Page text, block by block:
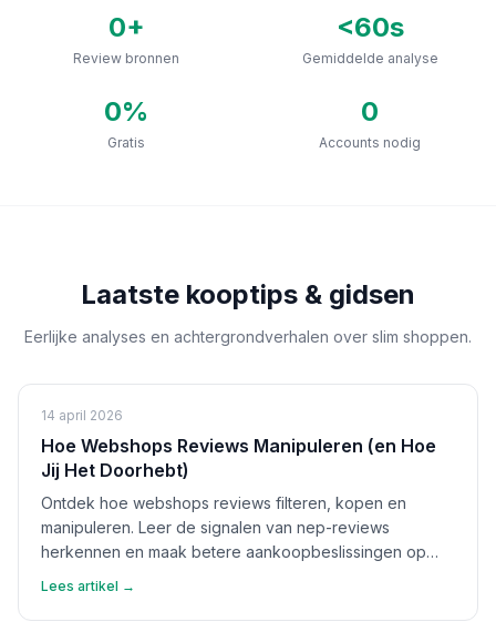
0+
Review bronnen
<60s
Gemiddelde analyse
0%
Gratis
0
Accounts nodig
Laatste kooptips & gidsen
Eerlijke analyses en achtergrondverhalen over slim shoppen.
14 april 2026
Hoe Webshops Reviews Manipuleren (en Hoe
Jij Het Doorhebt)
Ontdek hoe webshops reviews filteren, kopen en
manipuleren. Leer de signalen van nep-reviews
herkennen en maak betere aankoopbeslissingen op
Lees artikel →